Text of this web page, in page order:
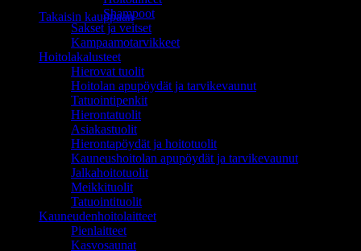
Takaisin kauppaan
Shampoot
Sakset ja veitset
Kampaamotarvikkeet
Hoitolakalusteet
Hierovat tuolit
Hoitolan apupöydät ja tarvikevaunut
Tatuointipenkit
Hierontatuolit
Asiakastuolit
Hierontapöydät ja hoitotuolit
Kauneushoitolan apupöydät ja tarvikevaunut
Jalkahoitotuolit
Meikkituolit
Tatuointituolit
Kauneudenhoitolaitteet
Pienlaitteet
Kasvosaunat